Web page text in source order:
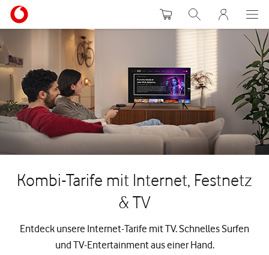
WarenkorbSuche MeinVodafone
Kombi-Tarife mit Internet, Festnetz
& TV
Entdeck unsere Internet-Tarife mit TV. Schnelles Surfen
und TV-Entertainment aus einer Hand.